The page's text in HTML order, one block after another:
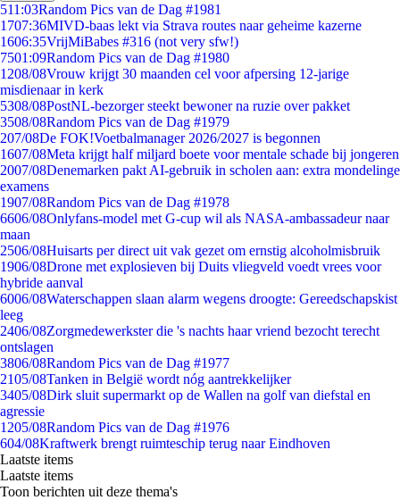
511:03Random Pics van de Dag #1981
1707:36MIVD-baas lekt via Strava routes naar geheime kazerne
1606:35VrijMiBabes #316 (not very sfw!)
7501:09Random Pics van de Dag #1980
1208/08Vrouw krijgt 30 maanden cel voor afpersing 12-jarige
misdienaar in kerk
5308/08PostNL-bezorger steekt bewoner na ruzie over pakket
3508/08Random Pics van de Dag #1979
207/08De FOK!Voetbalmanager 2026/2027 is begonnen
1607/08Meta krijgt half miljard boete voor mentale schade bij jongeren
2007/08Denemarken pakt AI-gebruik in scholen aan: extra mondelinge
examens
1907/08Random Pics van de Dag #1978
6606/08Onlyfans-model met G-cup wil als NASA-ambassadeur naar
maan
2506/08Huisarts per direct uit vak gezet om ernstig alcoholmisbruik
1906/08Drone met explosieven bij Duits vliegveld voedt vrees voor
hybride aanval
6006/08Waterschappen slaan alarm wegens droogte: Gereedschapskist
leeg
2406/08Zorgmedewerkster die 's nachts haar vriend bezocht terecht
ontslagen
3806/08Random Pics van de Dag #1977
2105/08Tanken in België wordt nóg aantrekkelijker
3405/08Dirk sluit supermarkt op de Wallen na golf van diefstal en
agressie
1205/08Random Pics van de Dag #1976
604/08Kraftwerk brengt ruimteschip terug naar Eindhoven
Laatste items
Laatste items
Toon berichten uit deze thema's